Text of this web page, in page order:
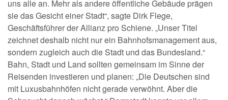
uns alle an. Mehr als andere öffentliche Gebäude prägen
sie das Gesicht einer Stadt“, sagte Dirk Flege,
Geschäftsführer der Allianz pro Schiene. „Unser Titel
zeichnet deshalb nicht nur ein Bahnhofsmanagement aus,
sondern zugleich auch die Stadt und das Bundesland.“
Bahn, Stadt und Land sollten gemeinsam im Sinne der
Reisenden investieren und planen: „Die Deutschen sind
mit Luxusbahnhöfen nicht gerade verwöhnt. Aber die